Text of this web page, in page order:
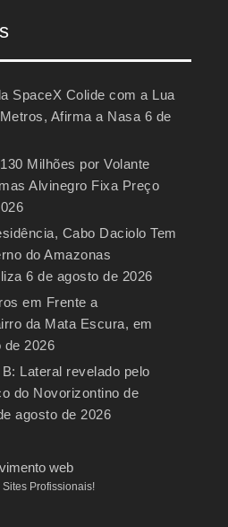
SpaceX Colide com a Lua
Afirma a Nasa 6 de
Milhões por Volante
Alvinegro Fixa Preço
Cabo Daciolo Tem
do Amazonas
6 de agosto de 2026
em Frente a
da Mata Escura, em
de 2026
Lateral revelado pelo
do Novorizontino de
agosto de 2026
Profissionais!